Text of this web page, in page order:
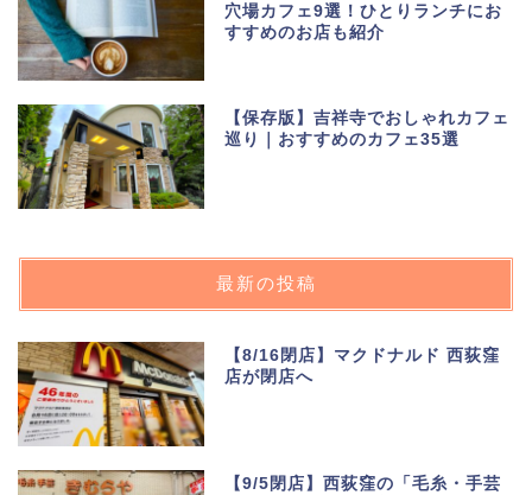
穴場カフェ9選！ひとりランチにお
すすめのお店も紹介
【保存版】吉祥寺でおしゃれカフェ
巡り｜おすすめのカフェ35選
最新の投稿
【8/16閉店】マクドナルド 西荻窪
店が閉店へ
【9/5閉店】西荻窪の「毛糸・手芸